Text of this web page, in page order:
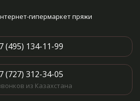
гипермаркет пряжи
(495) 134-11-99
(727) 312-34-05
из Казахстана